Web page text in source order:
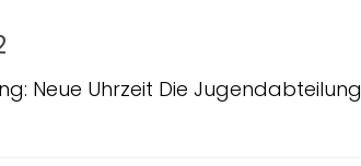
Neue Uhrzeit Die Jugendabteilung